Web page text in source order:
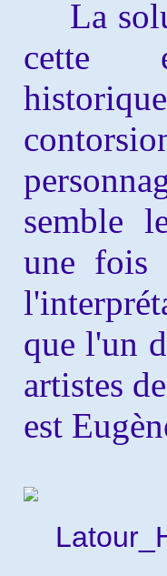
La
cette
semble
une fois
que l'un
artistes
est